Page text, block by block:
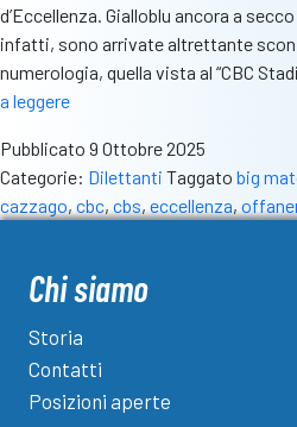
d’Eccellenza. Gialloblu ancora a
infatti, sono arrivate altrettante
numerologia, quella vista al “CBC
a leggereCBS
Match-
Eccellenza:
l’Offanenghese
Cazzago,
che
a
Pubblicato 9 Ottobre 2025
Categorie: Dilettanti Taggato big
cazzago, cbc, cbs, eccellenza,
Chi siamo
Storia
Contatti
Posizioni aperte